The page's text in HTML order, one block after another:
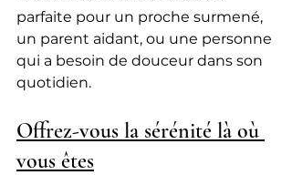
parfaite pour un proche surmené,
un parent aidant, ou une personne
qui a besoin de douceur dans son
quotidien.
Offrez-vous la sérénité là où
vous êtes